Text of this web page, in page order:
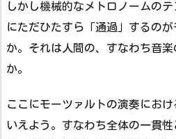
しかし機械的なメトロノームの
にただひたすら「通過」するの
か。それは人間の、すなわち音
か。
ここにモーツァルトの演奏にお
いえよう。すなわち全体の一貫